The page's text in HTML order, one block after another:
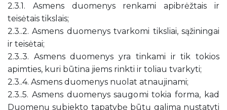
2.3.1. Asmens duomenys renkami apibrėžtais ir
teisėtais tikslais;
2.3..2. Asmens duomenys tvarkomi tiksliai, sąžiningai
ir teisėtai;
2.3..3. Asmens duomenys yra tinkami ir tik tokios
apimties, kuri būtina jiems rinkti ir toliau tvarkyti;
2.3..4. Asmens duomenys nuolat atnaujinami;
2.3..5. Asmens duomenys saugomi tokia forma, kad
Duomenų subjekto tapatybę būtų galima nustatyti